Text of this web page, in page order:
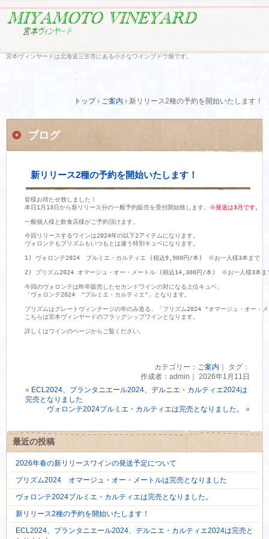
宮本ヴィンヤードは北海道三笠市にある小さなワインブドウ畑です。
トップ› ご案内 › 新リリース2種の予約を開始いたします！
ブログ
新リリース2種の予約を開始いたします！
皆様お待たせ致しました！
本日1月13日から新リリース分の一般予約販売を受付開始致します。 ※発送は3月です。
一般個人様と飲食店様がご予約頂けます。
今回リリースするワインは2024年の以下2アイテムになります。
ヴォロンテもプリズムもいつもとは違う特別キュベになります。
1) ヴォロンテ2024　プルミエ・カルティエ (税込9,900円/本)　※お一人様3本まで
2) プリズム2024 オマージュ・オー・メートル (税込14,300円/本)　※お一人様3本ま
今回のヴォロンテは昨年販売したセカンドワインの対になる上位キュベ、
「ヴォロンテ2024　"プルミエ・カルティエ"」となります。
プリズムはグレートヴィンテージの年のみ造る、「プリズム2024 "オマージュ・オー・
こちらは宮本ヴィンヤードのフラッグシップワインとなります。
詳しくはワインのページからご覧ください。
カテゴリー： ご案内 ｜ タグ：
作成者：admin｜ 2026年1月11日
« ECL2024、プランタニエール2024、デルニエ・カルティエ2024は
完売となりました
ヴォロンテ2024プルミエ・カルティエは完売となりました。
»
最近の投稿
2026年春の新リリースワインの発送予定について
プリズム2024 オマージュ・オー・メートルは完売となりました
ヴォロンテ2024プルミエ・カルティエは完売となりました。
新リリース2種の予約を開始いたします！
ECL2024、プランタニエール2024、デルニエ・カルティエ2024は完売と